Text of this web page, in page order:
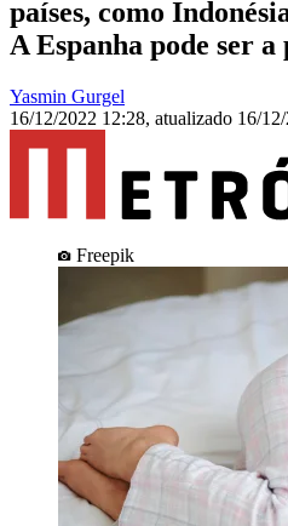
países, como
A Espanha pode ser
Yasmin Gurgel
16/12/2022 12:28, atualizado 16/
Freepik